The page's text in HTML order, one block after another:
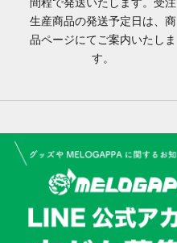
生産商品の発送予定日は、商
品ページにてご案内いたしま
す。